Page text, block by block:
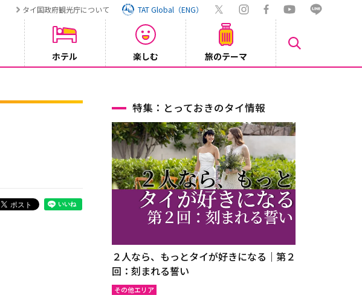
タイ国政府観光庁について TAT Global（ENG）
ホテル 楽しむ 旅のテーマ
特集：とっておきのタイ情報
２人なら、もっとタイが好きになる｜第２
回：刻まれる誓い
その他エリア